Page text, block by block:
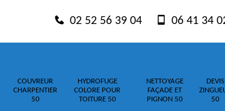
02 52 56 39 04 06 41 34
COUVREUR
CHARPENTIER
50
HYDROFUGE
COLORE POUR
TOITURE 50
NETTOYAGE
FAÇADE ET
PIGNON 50
DEVIS
50